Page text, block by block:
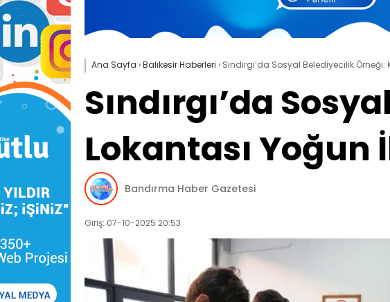
Ana Sayfa ›Balıkesir Haberleri › Sındırgı’da Sosyal Belediyecilik
Sındırgı’da
Lokantası Yoğun
Bandırma Haber Gazetesi
Giriş: 07-10-2025 20:53